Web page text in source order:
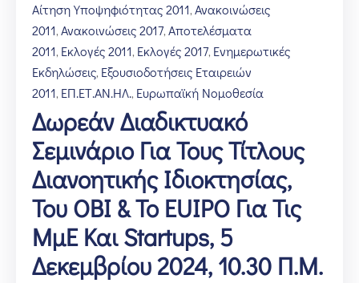
Αίτηση Υποψηφιότητας 2011‚ Ανακοινώσεις
2011‚ Ανακοινώσεις 2017‚ Αποτελέσματα
2011‚ Εκλογές 2011‚ Εκλογές 2017‚ Ενημερωτικές
Εκδηλώσεις‚ Εξουσιοδοτήσεις Εταιρειών
2011‚ ΕΠ.ΕΤ.ΑΝ.ΗΛ.‚ Ευρωπαϊκή Νομοθεσία
Δωρεάν Διαδικτυακό
Σεμινάριο Για Τους Τίτλους
Διανοητικής Ιδιοκτησίας,
Του ΟΒΙ & Το EUIPO Για Τις
ΜμΕ Και Startups, 5
Δεκεμβρίου 2024, 10.30 Π.μ.